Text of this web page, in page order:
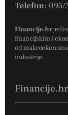
Telefon: 095/
Financije.hr
financijskim i
od
industrije.